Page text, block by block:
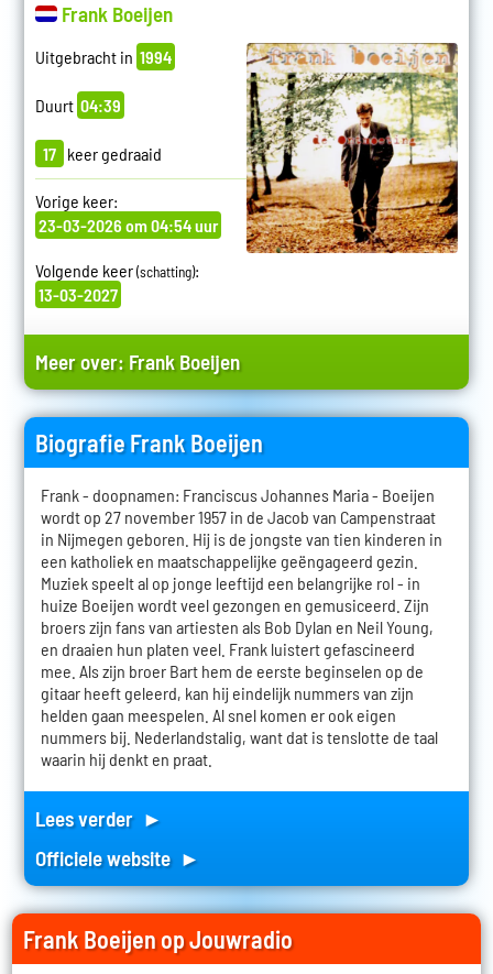
Frank Boeijen
Uitgebracht in 1994
Duurt 04:39
17 keer gedraaid
Vorige keer:
23-03-2026 om 04:54 uur
Volgende keer(schatting):
13-03-2027
Meer over: Frank Boeijen
Biografie Frank Boeijen
Frank - doopnamen: Franciscus Johannes Maria - Boeijen
wordt op 27 november 1957 in de Jacob van Campenstraat
in Nijmegen geboren. Hij is de jongste van tien kinderen in
een katholiek en maatschappelijke geëngageerd gezin.
Muziek speelt al op jonge leeftijd een belangrijke rol - in
huize Boeijen wordt veel gezongen en gemusiceerd. Zijn
broers zijn fans van artiesten als Bob Dylan en Neil Young,
en draaien hun platen veel. Frank luistert gefascineerd
mee. Als zijn broer Bart hem de eerste beginselen op de
gitaar heeft geleerd, kan hij eindelijk nummers van zijn
helden gaan meespelen. Al snel komen er ook eigen
nummers bij. Nederlandstalig, want dat is tenslotte de taal
waarin hij denkt en praat.
Lees verder ►
Officiele website ►
Frank Boeijen op Jouwradio